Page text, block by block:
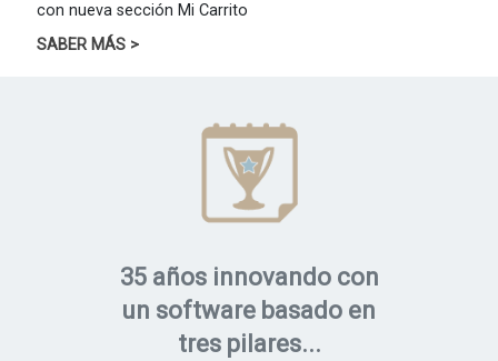
con nueva sección Mi Carrito
SABER MÁS >
35 años innovando con
un software basado en
tres pilares...